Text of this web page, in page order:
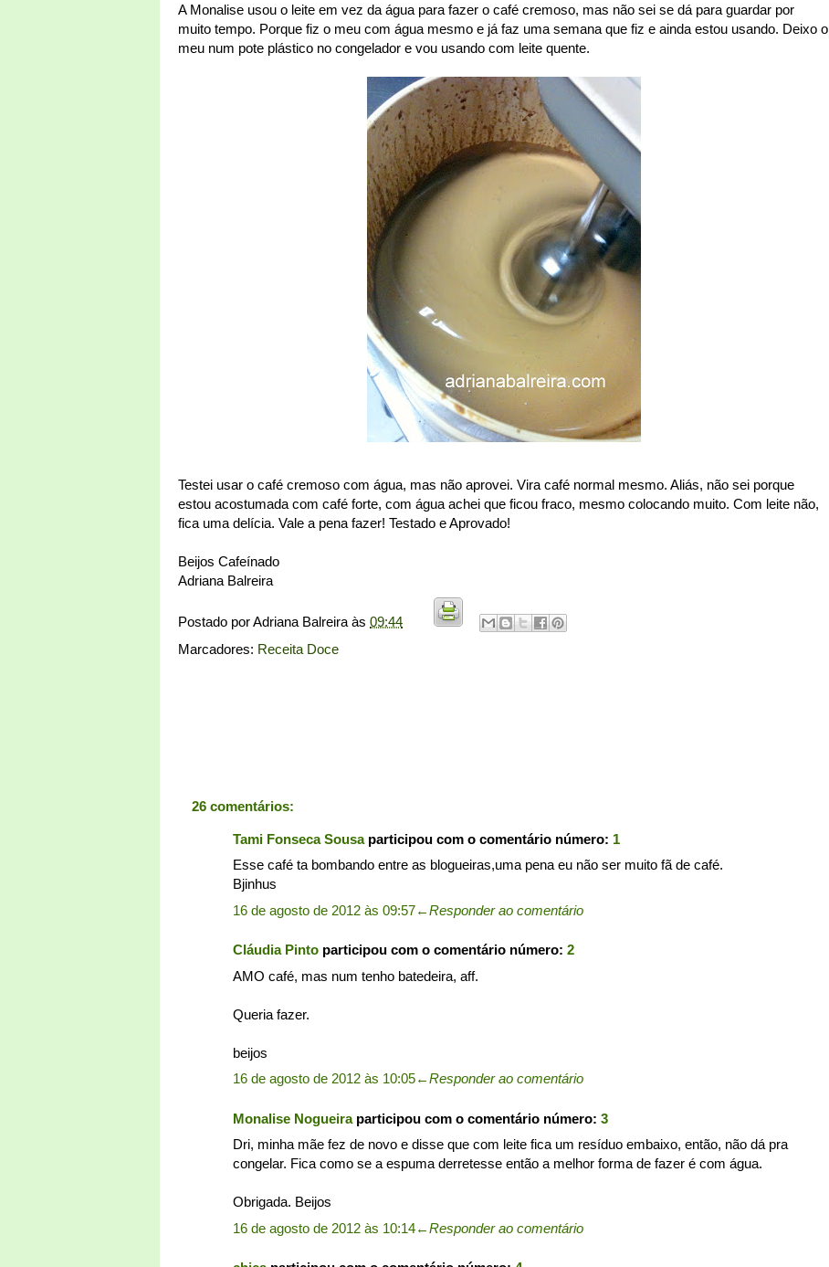
A Monalise usou o leite em vez da água para fazer o café cremoso, mas não sei se dá para guardar por
muito tempo. Porque fiz o meu com água mesmo e já faz uma semana que fiz e ainda estou usando. Deixo o
meu num pote plástico no congelador e vou usando com leite quente.
Testei usar o café cremoso com água, mas não aprovei. Vira café normal mesmo. Aliás, não sei porque
estou acostumada com café forte, com água achei que ficou fraco, mesmo colocando muito. Com leite não,
fica uma delícia. Vale a pena fazer! Testado e Aprovado!
Beijos Cafeínado
Adriana Balreira
Postado porAdriana Balreira às 09:44
Marcadores: Receita Doce
26 comentários:
Tami Fonseca Sousaparticipou com o comentário número: 1
Esse café ta bombando entre as blogueiras,uma pena eu não ser muito fã de café.
Bjinhus
16 de agosto de 2012 às 09:57←Responder ao comentário
Cláudia Pinto participou com o comentário número: 2
AMO café, mas num tenho batedeira, aff.
Queria fazer.
beijos
16 de agosto de 2012 às 10:05←Responder ao comentário
Monalise Nogueiraparticipou com o comentário número: 3
Dri, minha mãe fez de novo e disse que com leite fica um resíduo embaixo, então, não dá pra
congelar. Fica como se a espuma derretesse então a melhor forma de fazer é com água.
Obrigada. Beijos
16 de agosto de 2012 às 10:14←Responder ao comentário